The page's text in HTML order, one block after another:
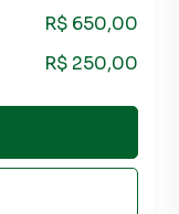
R$ 650,00
R$ 250,00